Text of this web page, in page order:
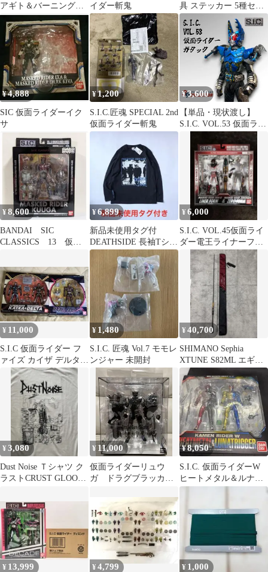
アギト＆バーニング・
シャイニング【未開
封】
イダー斬鬼
具 ステッカー 5種セッ
ト
¥4,888
SIC 仮面ライダーイク
サ
¥1,200
S.I.C.匠魂 SPECIAL 2nd
仮面ライダー斬鬼
¥3,600
【単品・現状渡し】
S.I.C. VOL.53 仮面ライ
ダーガタック
¥8,600
BANDAI SIC
CLASSICS 13 仮面
ギュア
¥6,899
新品未使用タグ付
DEATHSIDE 長袖Tシャ
ツ ハードコアpunk
¥6,000
S.I.C. VOL.45仮面ライ
ダー電王ライナーフォ
ーム&ゼロノスゼロフ
ォーム
¥ 11,000
S.I.C 仮面ライダー フ
ァイズ カイザ デルタ
新品未開封 sic
¥ 1,480
S.I.C. 匠魂 Vol.7 モモレ
ンジャー 未開封
¥40,700
SHIMANO Sephia
XTUNE S82ML エギン
グロッド トルザイト
¥3,080
Dust Noise Ｔシャツ ク
ラストCRUST GLOOM
¥ 11,000
仮面ライダーリュウ
ガ ドラグブラッカ
ションワークス
¥8,050
S.I.C. 仮面ライダーW
ヒートメタル＆ルナト
リガー
¥ 13,999 ¥4,799 ¥ 1,000